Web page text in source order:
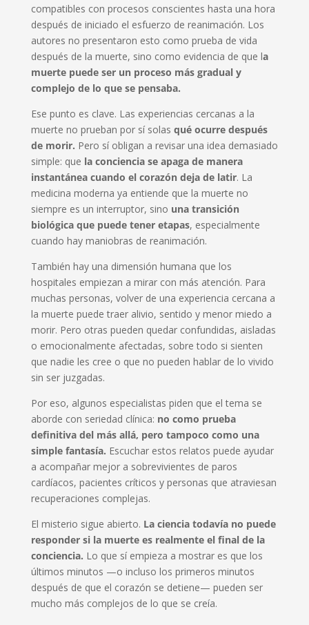
compatibles con procesos conscientes hasta una hora
después de iniciado el esfuerzo de reanimación. Los
autores no presentaron esto como prueba de vida
después de la muerte, sino como evidencia de que la
muerte puede ser un proceso más gradual y
complejo de lo que se pensaba.
Ese punto es clave. Las experiencias cercanas a la
muerte no prueban por sí solas qué ocurre después
de morir. Pero sí obligan a revisar una idea demasiado
simple: que la conciencia se apaga de manera
instantánea cuando el corazón deja de latir. La
medicina moderna ya entiende que la muerte no
siempre es un interruptor, sino una transición
biológica que puede tener etapas, especialmente
cuando hay maniobras de reanimación.
También hay una dimensión humana que los
hospitales empiezan a mirar con más atención. Para
muchas personas, volver de una experiencia cercana a
la muerte puede traer alivio, sentido y menor miedo a
morir. Pero otras pueden quedar confundidas, aisladas
o emocionalmente afectadas, sobre todo si sienten
que nadie les cree o que no pueden hablar de lo vivido
sin ser juzgadas.
Por eso, algunos especialistas piden que el tema se
aborde con seriedad clínica: no como prueba
definitiva del más allá, pero tampoco como una
simple fantasía. Escuchar estos relatos puede ayudar
a acompañar mejor a sobrevivientes de paros
cardíacos, pacientes críticos y personas que atraviesan
recuperaciones complejas.
El misterio sigue abierto. La ciencia todavía no puede
responder si la muerte es realmente el final de la
conciencia. Lo que sí empieza a mostrar es que los
últimos minutos —o incluso los primeros minutos
después de que el corazón se detiene— pueden ser
mucho más complejos de lo que se creía.